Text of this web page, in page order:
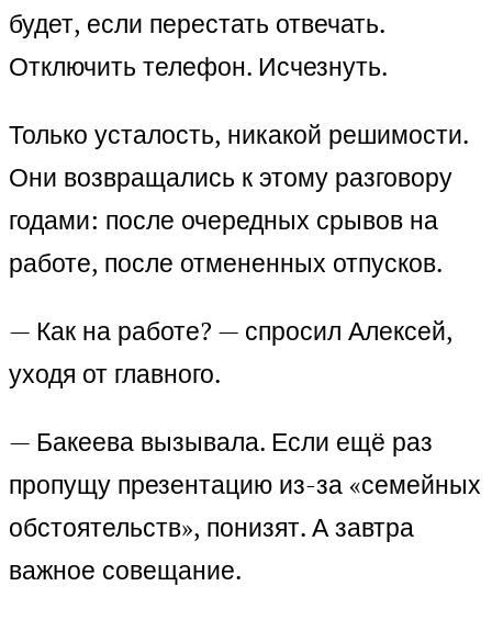
будет, если перестать отвечать.
Отключить телефон. Исчезнуть.
Только усталость, никакой решимости.
Они возвращались к этому разговору
годами: после очередных срывов на
работе, после отмененных отпусков.
— Как на работе? — спросил Алексей,
уходя от главного.
— Бакеева вызывала. Если ещё раз
пропущу презентацию из-за «семейных
обстоятельств», понизят. А завтра
важное совещание.